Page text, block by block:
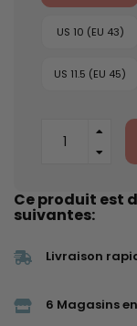
US 10 (EU 43)
US 11.5 (EU 45)
Ce produit est
suivantes:
Livraison
6 Magasins